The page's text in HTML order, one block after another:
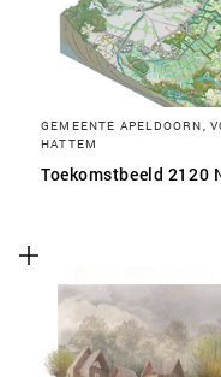
GEMEENTE APELDOORN,
HATTEM
Toekomstbeeld 2120